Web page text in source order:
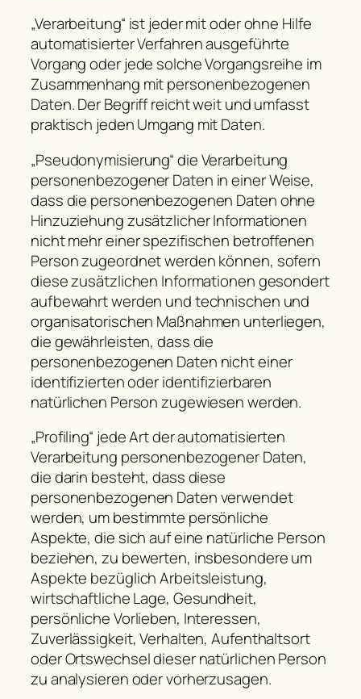
„Verarbeitung“ ist jeder mit oder ohne Hilfe
automatisierter Verfahren ausgeführte
Vorgang oder jede solche Vorgangsreihe im
Zusammenhang mit personenbezogenen
Daten. Der Begriff reicht weit und umfasst
praktisch jeden Umgang mit Daten.
„Pseudonymisierung“ die Verarbeitung
personenbezogener Daten in einer Weise,
dass die personenbezogenen Daten ohne
Hinzuziehung zusätzlicher Informationen
nicht mehr einer spezifischen betroffenen
Person zugeordnet werden können, sofern
diese zusätzlichen Informationen gesondert
aufbewahrt werden und technischen und
organisatorischen Maßnahmen unterliegen,
die gewährleisten, dass die
personenbezogenen Daten nicht einer
identifizierten oder identifizierbaren
natürlichen Person zugewiesen werden.
„Profiling“ jede Art der automatisierten
Verarbeitung personenbezogener Daten,
die darin besteht, dass diese
personenbezogenen Daten verwendet
werden, um bestimmte persönliche
Aspekte, die sich auf eine natürliche Person
beziehen, zu bewerten, insbesondere um
Aspekte bezüglich Arbeitsleistung,
wirtschaftliche Lage, Gesundheit,
persönliche Vorlieben, Interessen,
Zuverlässigkeit, Verhalten, Aufenthaltsort
oder Ortswechsel dieser natürlichen Person
zu analysieren oder vorherzusagen.